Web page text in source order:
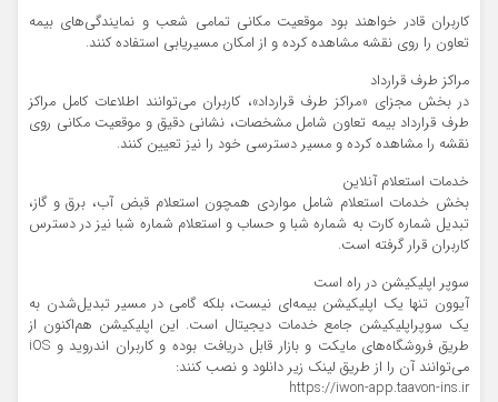
کاربران قادر خواهند بود موقعیت مکانی تمامی شعب و نمایندگی‌های بیمه
تعاون را روی نقشه مشاهده کرده و از امکان مسیریابی استفاده کنند.
مراکز طرف قرارداد
در بخش مجزای «مراکز طرف قرارداد»، کاربران می‌توانند اطلاعات کامل مراکز
طرف قرارداد بیمه تعاون شامل مشخصات، نشانی دقیق و موقعیت مکانی روی
نقشه را مشاهده کرده و مسیر دسترسی خود را نیز تعیین کنند.
خدمات استعلام آنلاین
بخش خدمات استعلام شامل مواردی همچون استعلام قبض آب، برق و گاز،
تبدیل شماره کارت به شماره شبا و حساب و استعلام شماره شبا نیز در دسترس
کاربران قرار گرفته است.
سوپر اپلیکیشن در راه است
آیوون تنها یک اپلیکیشن بیمه‌ای نیست، بلکه گامی در مسیر تبدیل‌شدن به
یک سوپراپلیکیشن جامع خدمات دیجیتال است. این اپلیکیشن هم‌اکنون از
طریق فروشگاه‌های مایکت و بازار قابل دریافت بوده و کاربران اندروید و iOS
می‌توانند آن را از طریق لینک زیر دانلود و نصب کنند:
https://iwon-app.taavon-ins.ir